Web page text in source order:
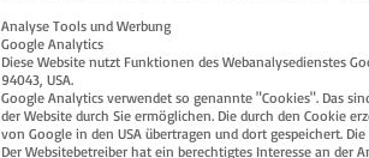
Analyse Tools und Werbung
Google Analytics
Diese Website nutzt Funktionen des Webanalysedienstes
94043, USA.
Google Analytics verwendet so genannte "Cookies". Das
der Website durch Sie ermöglichen. Die durch den Cookie
von Google in den USA übertragen und dort gespeichert.
Der Websitebetreiber hat ein berechtigtes Interesse an der